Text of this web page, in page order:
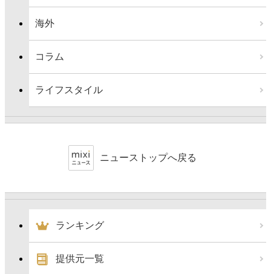
海外
コラム
ライフスタイル
ニューストップへ戻る
ランキング
提供元一覧